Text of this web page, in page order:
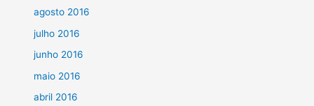
agosto 2016
julho 2016
junho 2016
maio 2016
abril 2016